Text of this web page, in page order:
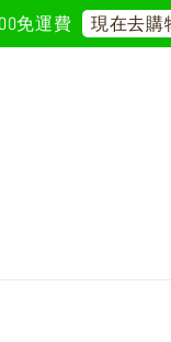
費 現在去購物！